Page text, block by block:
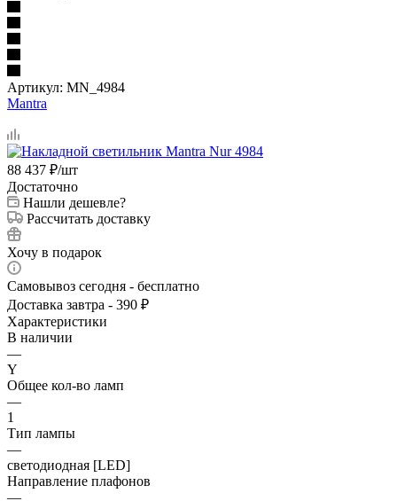
Артикул: MN_4984
Mantra
88 437 ₽/шт
Достаточно
Нашли дешевле?
Рассчитать доставку
Хочу в подарок
Самовывоз сегодня - бесплатно
Доставка завтра - 390 ₽
Характеристики
В наличии
—
Y
Общее кол-во ламп
—
1
Тип лампы
—
светодиодная [LED]
Направление плафонов
—